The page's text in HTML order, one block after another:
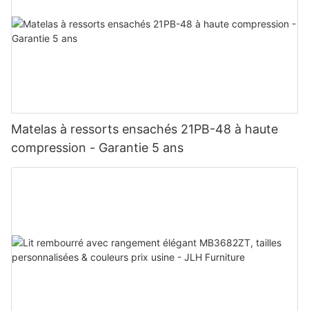
Matelas à ressorts ensachés 21PB-48 à haute
compression - Garantie 5 ans